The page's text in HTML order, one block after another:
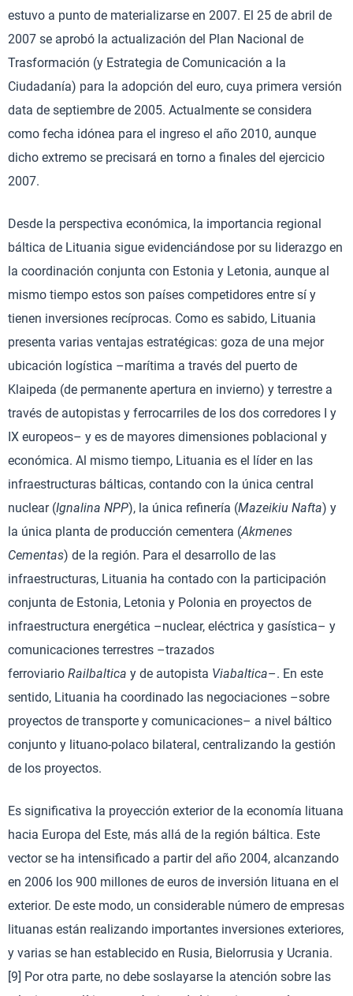
estuvo a punto de materializarse en 2007. El 25 de abril de
2007 se aprobó la actualización del Plan Nacional de
Trasformación (y Estrategia de Comunicación a la
Ciudadanía) para la adopción del euro, cuya primera versión
data de septiembre de 2005. Actualmente se considera
como fecha idónea para el ingreso el año 2010, aunque
dicho extremo se precisará en torno a finales del ejercicio
2007.
Desde la perspectiva económica, la importancia regional
báltica de Lituania sigue evidenciándose por su liderazgo en
la coordinación conjunta con Estonia y Letonia, aunque al
mismo tiempo estos son países competidores entre sí y
tienen inversiones recíprocas. Como es sabido, Lituania
presenta varias ventajas estratégicas: goza de una mejor
ubicación logística –marítima a través del puerto de
Klaipeda (de permanente apertura en invierno) y terrestre a
través de autopistas y ferrocarriles de los dos corredores I y
IX europeos– y es de mayores dimensiones poblacional y
económica. Al mismo tiempo, Lituania es el líder en las
infraestructuras bálticas, contando con la única central
nuclear (Ignalina NPP), la única refinería (Mazeikiu Nafta) y
la única planta de producción cementera (Akmenes
Cementas) de la región. Para el desarrollo de las
infraestructuras, Lituania ha contado con la participación
conjunta de Estonia, Letonia y Polonia en proyectos de
infraestructura energética –nuclear, eléctrica y gasística– y
comunicaciones terrestres –trazados
ferroviario Railbaltica y de autopista Viabaltica–. En este
sentido, Lituania ha coordinado las negociaciones –sobre
proyectos de transporte y comunicaciones– a nivel báltico
conjunto y lituano-polaco bilateral, centralizando la gestión
de los proyectos.
Es significativa la proyección exterior de la economía lituana
hacia Europa del Este, más allá de la región báltica. Este
vector se ha intensificado a partir del año 2004, alcanzando
en 2006 los 900 millones de euros de inversión lituana en el
exterior. De este modo, un considerable número de empresas
lituanas están realizando importantes inversiones exteriores,
y varias se han establecido en Rusia, Bielorrusia y Ucrania.
[9] Por otra parte, no debe soslayarse la atención sobre las